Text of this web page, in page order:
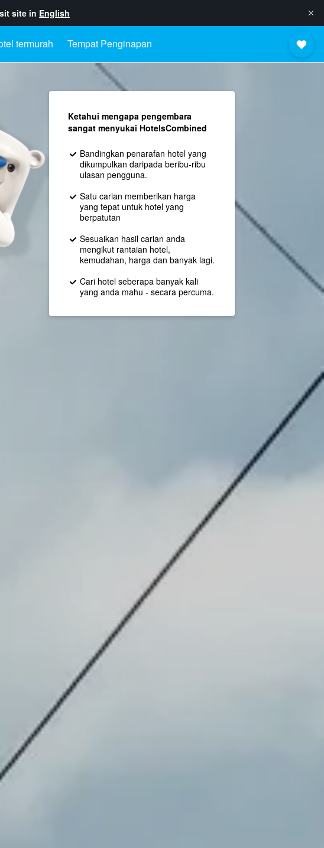
site in English
termurah Tempat Penginapan
Ketahui mengapa pengembara
sangat menyukai HotelsCombined
Bandingkan penarafan hotel yang
dikumpulkan daripada beribu-ribu
ulasan pengguna.
Satu carian memberikan harga
yang tepat untuk hotel yang
berpatutan
Sesuaikan hasil carian anda
mengikut rantaian hotel,
kemudahan, harga dan banyak lagi.
Cari hotel seberapa banyak kali
yang anda mahu - secara percuma.